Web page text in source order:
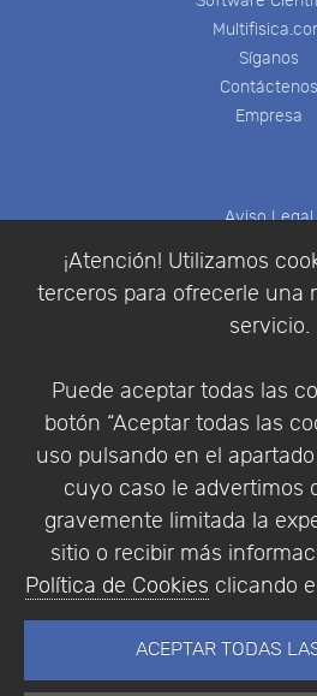
¡Atención! Utilizamos
terceros para ofrecerle una
servicio.
Puede aceptar todas las
botón “Aceptar todas las
uso pulsando en el
cuyo caso le advertimos
gravemente limitada la
sitio o recibir más
Política de Cookies clicando
ACEPTAR TODAS
Síganos
Contáctenos
Empresa
Aviso Legal
Política de
Condiciones de
Identificarse
Empresa|Aviso Legal|
Política de
© Copyright 1994 - 2026.
Científico,
Portugal.